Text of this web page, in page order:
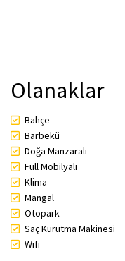
Olanaklar
Bahçe
Barbekü
Doğa Manzaralı
Full Mobilyalı
Klima
Mangal
Otopark
Saç Kurutma Makinesi
Wifi